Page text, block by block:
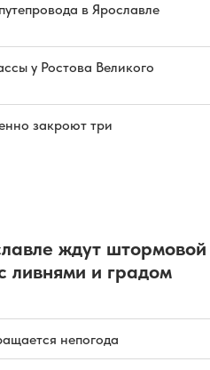
в Ярославле
у Ростова Великого
закроют три
ждут штормовой
ливнями и градом
непогода